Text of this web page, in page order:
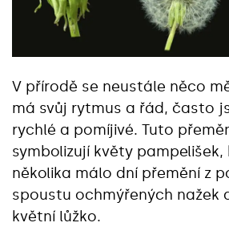
V přírodě se neustále něco
má svůj rytmus a řád, často
rychlé a pomíjivé. Tuto
symbolizují květy
několika málo dní přemění z
spoustu ochmýřených nažek
květní lůžko.